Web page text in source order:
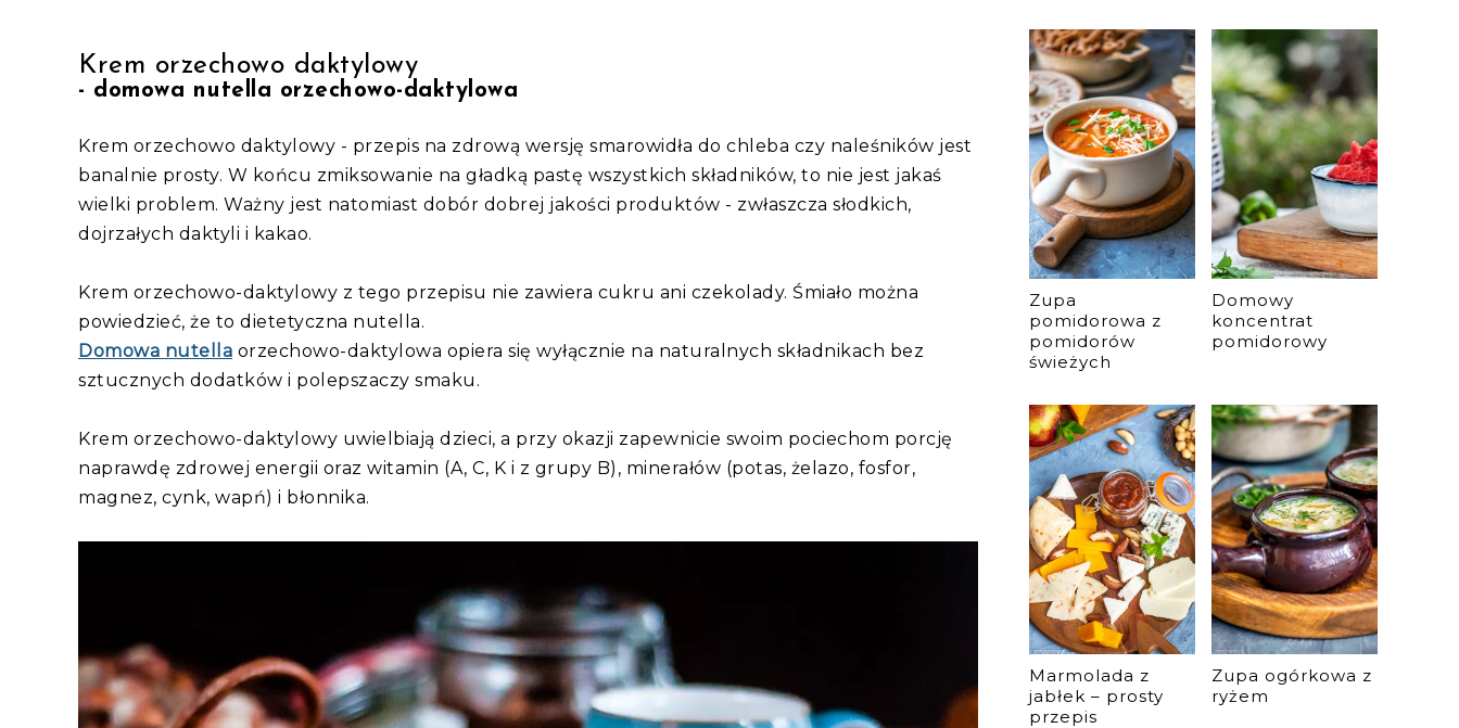
Krem orzechowo daktylowy
- domowa nutella orzechowo-daktylowa
Krem orzechowo daktylowy - przepis na zdrową wersję smarowidła do chleba czy naleśników jest
banalnie prosty. W końcu zmiksowanie na gładką pastę wszystkich składników, to nie jest jakaś
wielki problem. Ważny jest natomiast dobór dobrej jakości produktów - zwłaszcza słodkich,
dojrzałych daktyli i kakao.
Krem orzechowo-daktylowy z tego przepisu nie zawiera cukru ani czekolady. Śmiało można
powiedzieć, że to dietetyczna nutella.
Domowa nutella orzechowo-daktylowa opiera się wyłącznie na naturalnych składnikach bez
sztucznych dodatków i polepszaczy smaku.
Krem orzechowo-daktylowy uwielbiają dzieci, a przy okazji zapewnicie swoim pociechom porcję
naprawdę zdrowej energii oraz witamin (A, C, K i z grupy B), minerałów (potas, żelazo, fosfor,
magnez, cynk, wapń) i błonnika.
Zupa
pomidorowa z
pomidorów
świeżych
Domowy
koncentrat
pomidorowy
Marmolada z
jabłek – prosty
przepis
Zupa ogórkowa z
ryżem